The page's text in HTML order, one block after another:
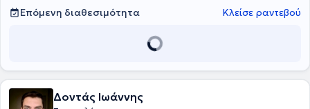
πανελλήνιων και διεθνών ιατρικών συνεδρίων.
Επόμενη διαθεσιμότητα Κλείσε ραντεβού
Δοντάς Ιωάννης